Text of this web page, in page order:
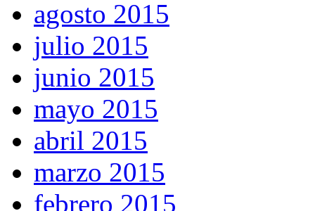
agosto 2015
julio 2015
junio 2015
mayo 2015
abril 2015
marzo 2015
febrero 2015